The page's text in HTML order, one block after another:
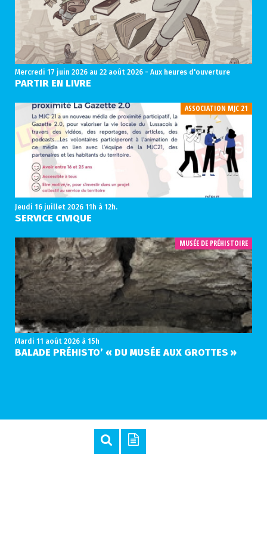
Mercredi 17 juin 2026au 22 août 2026 - Aux heures d'ouverture
PARTIR EN LIVRE
ASSOCIATION MJC 21
Jeudi 16 juillet 202611h à 12h.
SERVICE CIVIQUE
MUSÉE DE PRÉHISTOIRE
Mardi 11 août 2026à 15h
BALADE PRÉHISTO’ « DU MUSÉE AUX GROTTES »